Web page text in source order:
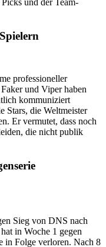
und der Team-
professioneller
und Viper haben
kommuniziert
Stars, die Weltmeister
Er vermutet, dass noch
die nicht publik
Sieg von DNS nach
in Woche 1 gegen
in Folge verloren. Nach 8